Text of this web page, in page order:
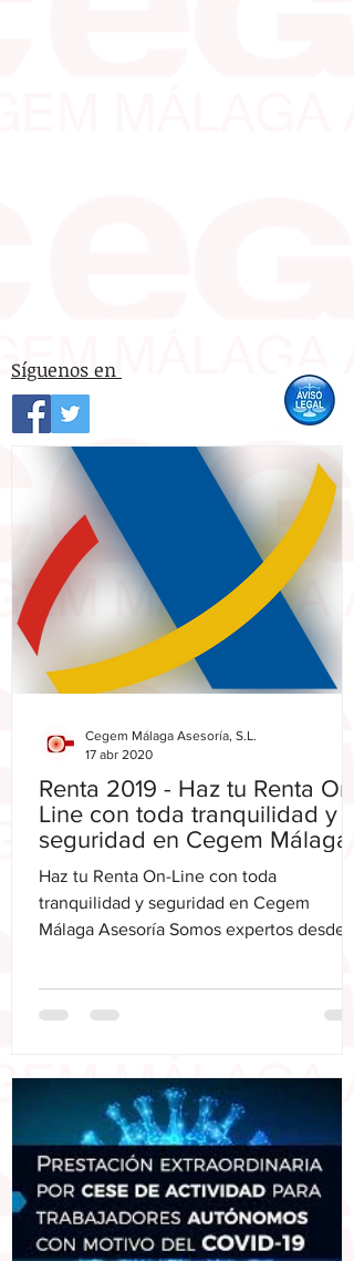
Síguenos en
Renta 2019 - Haz tu Renta On-
Line con toda tranquilidad y
seguridad en Cegem Málaga
Asesoría
Haz tu Renta On-Line con toda
tranquilidad y seguridad en Cegem
Málaga Asesoría Somos expertos desde
Cegem Málaga Asesoría, S.L.
17 abr 2020